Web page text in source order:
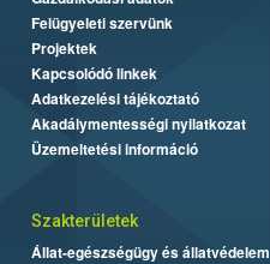
Felügyeleti szervünk
Projektek
Kapcsolódó linkek
Adatkezelési tájékoztató
Akadálymentességi nyilatkozat
Üzemeltetési információ
Szakterületek
Állat-egészségügy és állatvédelem